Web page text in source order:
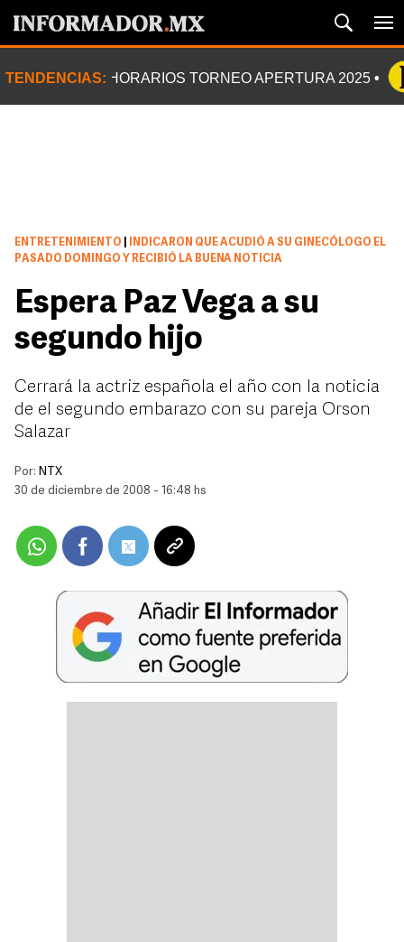
TENDENCIAS: HORARIOS TORNEO APERTURA 2025
ENTRETENIMIENTO
INDICARON QUE ACUDIÓ A SU GINECÓLOGO EL
PASADO DOMINGO Y RECIBIÓ LA BUENA NOTICIA
Espera Paz Vega a su
segundo hijo
Cerrará la actriz española el año con la noticia
de el segundo embarazo con su pareja Orson
Salazar
Por: NTX
30 de diciembre de 2008 - 16:48 hs